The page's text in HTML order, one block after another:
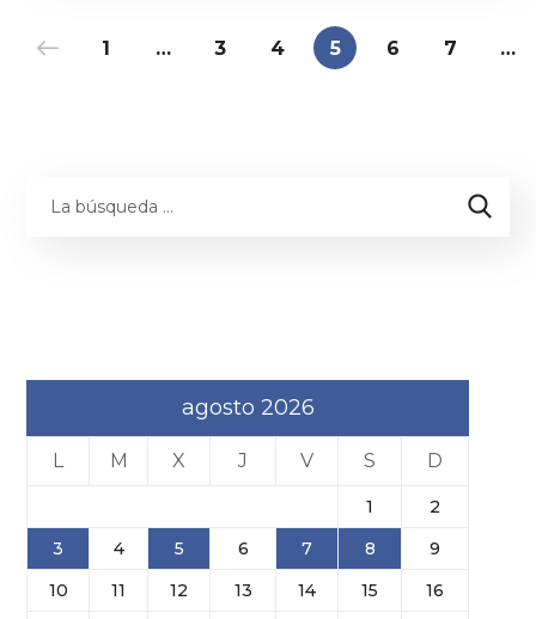
1 … 3 4 5 6 7 …
agosto 2026
L M X J V S D
1
2
3
4 5 6 7 8
9
10
11 12 13 14 15
16